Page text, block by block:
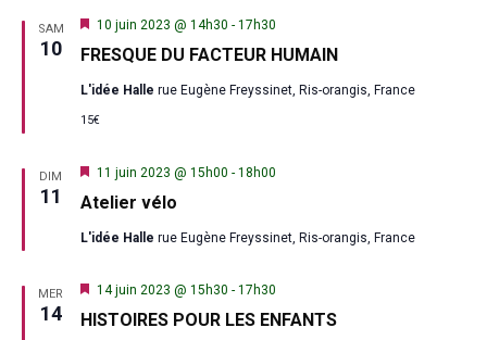
SAM
10 FRESQUE DU FACTEUR HUMAIN
Mis
avant
10 juin 2023 @ 14h30 - 17h30
L'idée Halle rue Eugène Freyssinet, Ris-orangis, France
15€
DIM
11 Atelier vélo
Mis
avant
11 juin 2023 @ 15h00 - 18h00
L'idée Halle rue Eugène Freyssinet, Ris-orangis, France
MER
14 HISTOIRES POUR LES ENFANTS
Mis
avant
14 juin 2023 @ 15h30 - 17h30